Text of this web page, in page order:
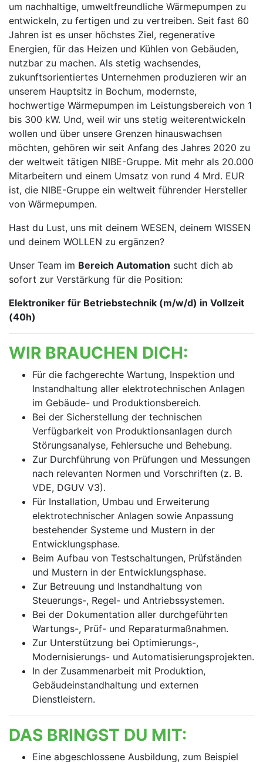
um nachhaltige, umweltfreundliche Wärmepumpen zu
entwickeln, zu fertigen und zu vertreiben. Seit fast 60
Jahren ist es unser höchstes Ziel, regenerative
Energien, für das Heizen und Kühlen von Gebäuden,
nutzbar zu machen. Als stetig wachsendes,
zukunftsorientiertes Unterneh­men produzieren wir an
unserem Hauptsitz in Bochum, modernste,
hochwertige Wärmepumpen im Leistungsbereich von 1
bis 300 kW. Und, weil wir uns stetig weiterentwickeln
wollen und über unsere Grenzen hinauswachsen
möchten, gehören wir seit Anfang des Jahres 2020 zu
der weltweit tätigen NIBE-Gruppe. Mit mehr als 20.000
Mitarbeitern und einem Umsatz von rund 4 Mrd. EUR
ist, die NIBE-Gruppe ein weltweit führender Hersteller
von Wärmepumpen.
Hast du Lust, uns mit deinem WESEN, deinem WISSEN
und deinem WOLLEN zu ergänzen?
Unser Team im Bereich Automation sucht dich ab
sofort zur Verstärkung für die Position:
Elektroniker für Betriebstechnik (m/w/d) in Vollzeit
(40h)
WIR BRAUCHEN DICH:
Für die fachgerechte Wartung, Inspektion und
Instandhaltung aller elektrotechnischen Anlagen
im Gebäude- und Produktionsbereich.
Bei der Sicherstellung der technischen
Verfügbarkeit von Produktionsanlagen durch
Störungsanalyse, Fehlersuche und Behebung.
Zur Durchführung von Prüfungen und Messungen
nach relevanten Normen und Vorschriften (z. B.
VDE, DGUV V3).
Für Installation, Umbau und Erweiterung
elektrotechnischer Anlagen sowie Anpassung
bestehender Systeme und Mustern in der
Entwicklungsphase.
Beim Aufbau von Testschaltungen, Prüfständen
und Mustern in der Entwicklungsphase.
Zur Betreuung und Instandhaltung von
Steuerungs-, Regel- und Antriebssystemen.
Bei der Dokumentation aller durchgeführten
Wartungs-, Prüf- und Reparaturmaßnahmen.
Zur Unterstützung bei Optimierungs-,
Modernisierungs- und Automatisierungsprojekten.
In der Zusammenarbeit mit Produktion,
Gebäudeinstandhaltung und externen
Dienstleistern.
DAS BRINGST DU MIT:
Eine abgeschlossene Ausbildung, zum Beispiel